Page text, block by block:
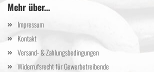
Mehr über...
Impressum
Kontakt
Versand- & Zahlungsbedingungen
Widerrufsrecht für Gewerbetreibende